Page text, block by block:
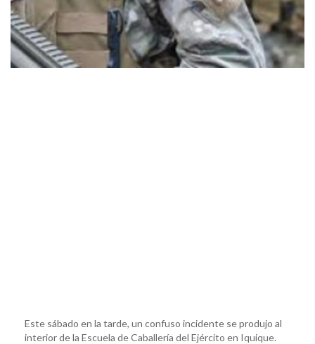
Este sábado en la tarde, un confuso incidente se produjo al
interior de la Escuela de Caballería del Ejército en Iquique.